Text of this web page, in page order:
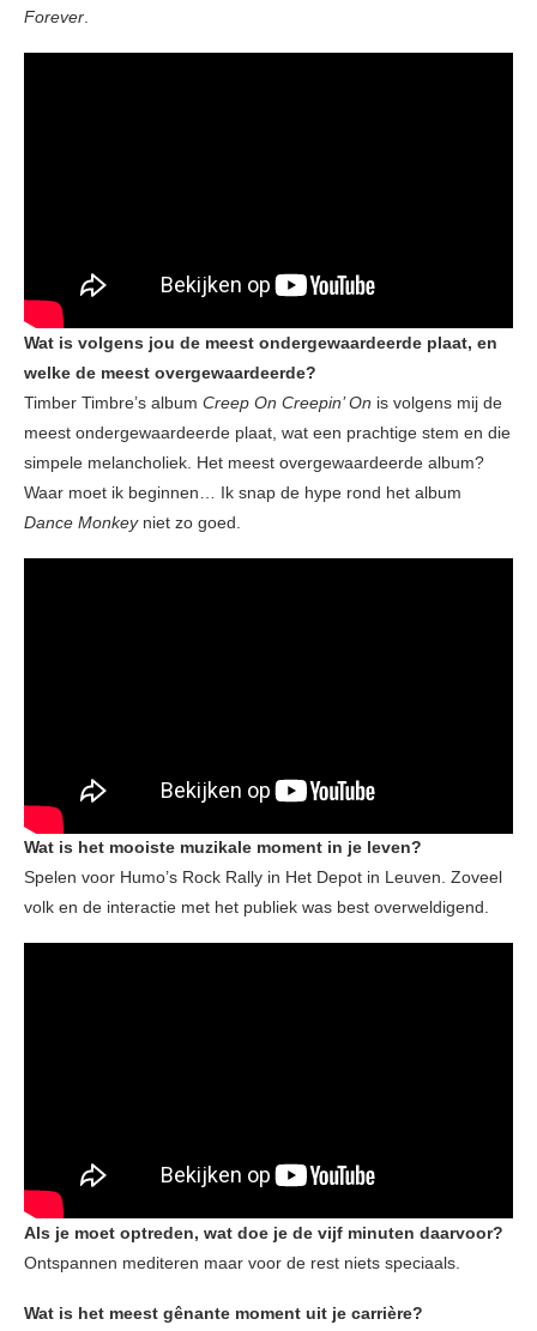
Forever.
Wat is volgens jou de meest ondergewaardeerde plaat, en
welke de meest overgewaardeerde?
Timber Timbre’s album Creep On Creepin’ On is volgens mij de
meest ondergewaardeerde plaat, wat een prachtige stem en die
simpele melancholiek. Het meest overgewaardeerde album?
Waar moet ik beginnen… Ik snap de hype rond het album
Dance Monkeyniet zo goed.
Wat is het mooiste muzikale moment in je leven?
Spelen voor Humo’s Rock Rally in Het Depot in Leuven. Zoveel
volk en de interactie met het publiek was best overweldigend.
Als je moet optreden, wat doe je de vijf minuten daarvoor?
Ontspannen mediteren maar voor de rest niets speciaals.
Wat is het meest gênante moment uit je carrière?